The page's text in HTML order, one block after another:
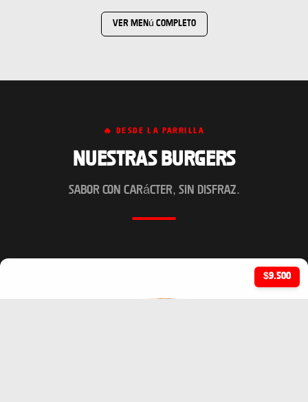
Ver menú completo
🔥 DESDE LA PARRILLA
Nuestras Burgers
Sabor con carácter, sin disfraz.
$9.500